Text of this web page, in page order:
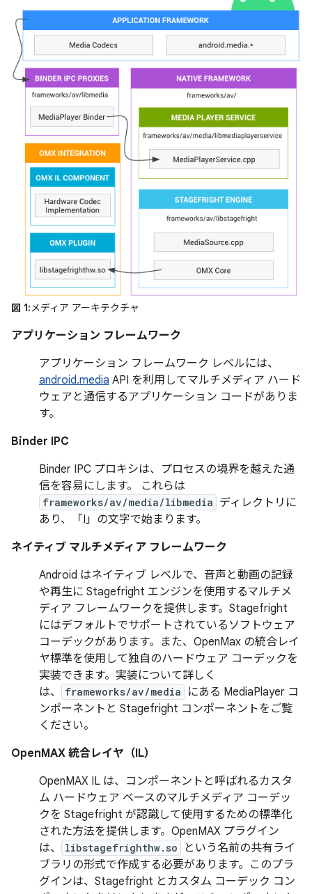
図 1:メディア アーキテクチャ
アプリケーション フレームワーク
アプリケーション フレームワーク レベルには、
android.media API を利用してマルチメディア ハード
ウェアと通信するアプリケーション コードがありま
す。
Binder IPC
Binder IPC プロキシは、プロセスの境界を越えた通
信を容易にします。 これらは
frameworks/av/media/libmedia ディレクトリに
あり、「I」の文字で始まります。
ネイティブ マルチメディア フレームワーク
Android はネイティブ レベルで、音声と動画の記録
や再生に Stagefright エンジンを使用するマルチメ
ディア フレームワークを提供します。Stagefright
にはデフォルトでサポートされているソフトウェア
コーデックがあります。また、OpenMax の統合レイ
ヤ標準を使用して独自のハードウェア コーデックを
実装できます。実装について詳しく
は、
frameworks/av/media
にある MediaPlayer コ
ンポーネントと Stagefright コンポーネントをご覧
ください。
OpenMAX 統合レイヤ（IL）
OpenMAX IL は、コンポーネントと呼ばれるカスタ
ム ハードウェア ベースのマルチメディア コーデッ
クを Stagefright が認識して使用するための標準化
された方法を提供します。OpenMAX プラグイン
は、
libstagefrighthw.so
という名前の共有ライ
ブラリの形式で作成する必要があります。このプラ
グインは、Stagefright とカスタム コーデック コン